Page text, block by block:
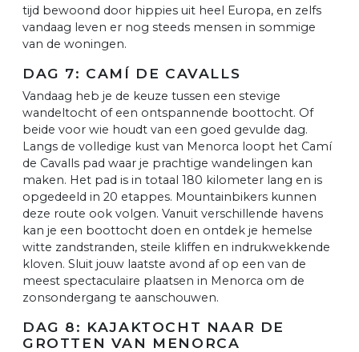
tijd bewoond door hippies uit heel Europa, en zelfs
vandaag leven er nog steeds mensen in sommige
van de woningen.
DAG 7: CAMÍ DE CAVALLS
Vandaag heb je de keuze tussen een stevige
wandeltocht of een ontspannende boottocht. Of
beide voor wie houdt van een goed gevulde dag.
Langs de volledige kust van Menorca loopt het Camí
de Cavalls pad waar je prachtige wandelingen kan
maken. Het pad is in totaal 180 kilometer lang en is
opgedeeld in 20 etappes. Mountainbikers kunnen
deze route ook volgen. Vanuit verschillende havens
kan je een boottocht doen en ontdek je hemelse
witte zandstranden, steile kliffen en indrukwekkende
kloven. Sluit jouw laatste avond af op een van de
meest spectaculaire plaatsen in Menorca om de
zonsondergang te aanschouwen.
DAG 8: KAJAKTOCHT NAAR DE
GROTTEN VAN MENORCA